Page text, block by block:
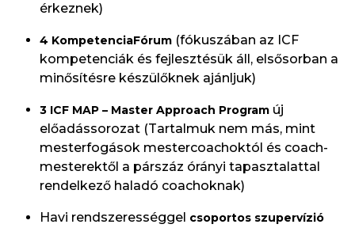
érkeznek)
4 KompetenciaFórum (fókuszában az ICF
kompetenciák és fejlesztésük áll, elsősorban a
minősítésre készülőknek ajánljuk)
3 ICF MAP – Master Approach Program új
előadássorozat (Tartalmuk nem más, mint
mesterfogások mestercoachoktól és coach-
mesterektől a párszáz órányi tapasztalattal
rendelkező haladó coachoknak)
Havi rendszerességgel csoportos szupervízió